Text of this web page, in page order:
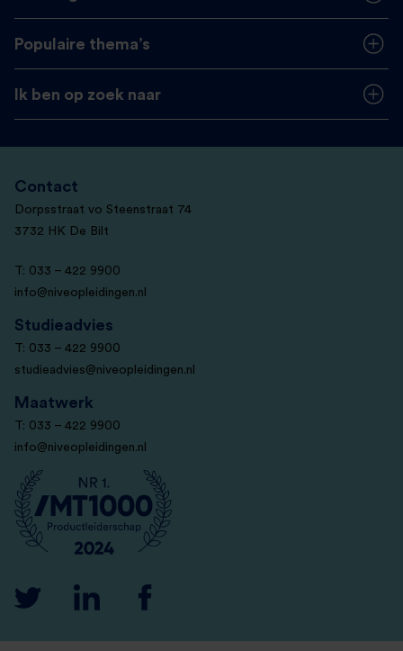
Populaire thema’s
Ik ben op zoek naar
Contact
Dorpsstraat vo Steenstraat 74
3732 HK De Bilt
T: 033 – 422 9900
info@niveopleidingen.nl
Studieadvies
T: 033 – 422 9900
studieadvies@niveopleidingen.nl
Maatwerk
T: 033 – 422 9900
info@niveopleidingen.nl